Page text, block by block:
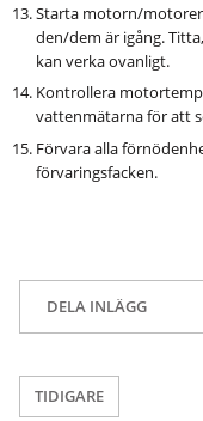
Starta motorn/
den/dem är igång.
kan verka ovanligt.
Kontrollera
vattenmätarna för att
Förvara alla
förvaringsfacken.
DELA INLÄGG
TIDIGARE